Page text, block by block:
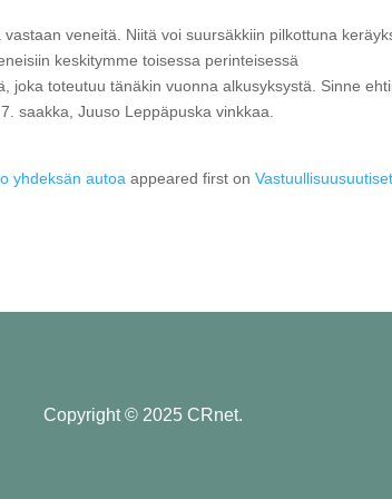
veneitä. Niitä voi suursäkkiin pilkottuna
keskitymme toisessa perinteisessä
joka toteutuu tänäkin vuonna alkusyksystä. Sinne
saakka, Juuso Leppäpuska vinkkaa.
yhdeksän autoa appeared first on
Copyright © 2025 CRnet.